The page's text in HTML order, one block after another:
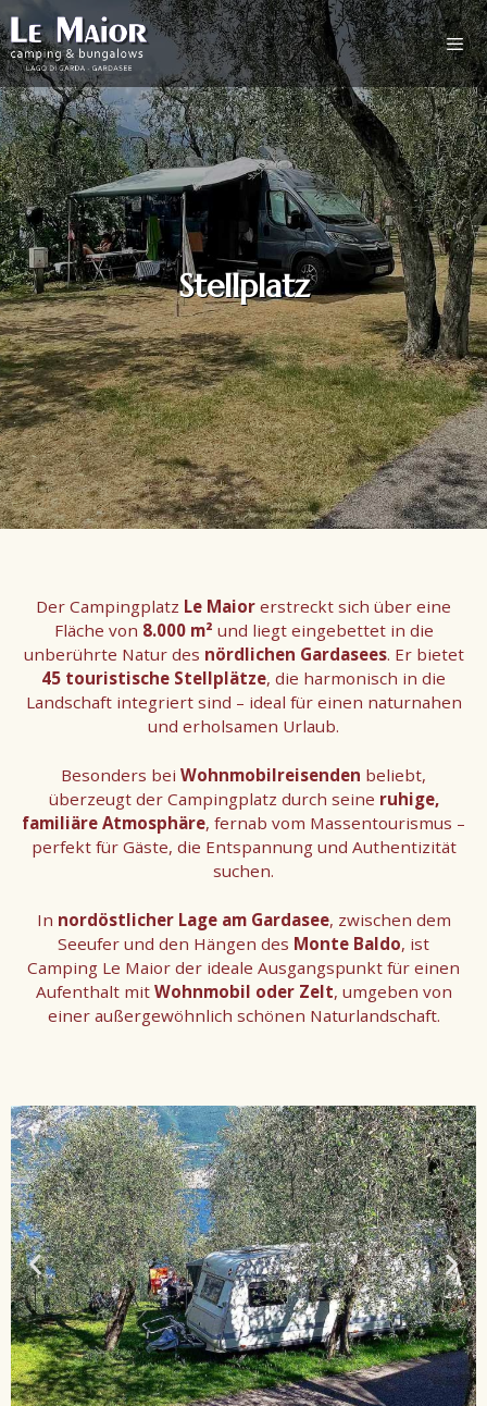
Stellplatz
Der Campingplatz Le Maior erstreckt sich über eine
Fläche von 8.000 m² und liegt eingebettet in die
unberührte Natur des nördlichen Gardasees. Er bietet
45 touristische Stellplätze, die harmonisch in die
Landschaft integriert sind – ideal für einen naturnahen
und erholsamen Urlaub.
Besonders bei Wohnmobilreisenden beliebt,
überzeugt der Campingplatz durch seine ruhige,
familiäre Atmosphäre, fernab vom Massentourismus –
perfekt für Gäste, die Entspannung und Authentizität
suchen.
In nordöstlicher Lage am Gardasee, zwischen dem
Seeufer und den Hängen des Monte Baldo, ist
Camping Le Maior der ideale Ausgangspunkt für einen
Aufenthalt mit Wohnmobil oder Zelt, umgeben von
einer außergewöhnlich schönen Naturlandschaft.